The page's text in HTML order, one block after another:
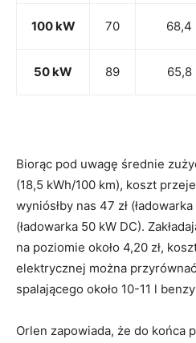
100 kW 70 68,4
50 kW 89 65,8
Biorąc pod uwagę średnie
(18,5 kWh/100 km), koszt
wyniósłby nas 47 zł
(ładowarka 50 kW DC).
na poziomie około 4,20 zł,
elektrycznej można
spalającego około 10-11 l
Orlen zapowiada, że do końca